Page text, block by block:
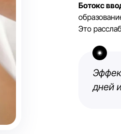
Ботокс
Это
дней